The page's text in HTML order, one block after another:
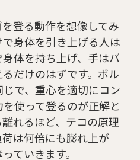
登る動作を想像してみ
身体を引き上げる人は
体を持ち上げ、手はバ
だけのはずです。ボル
で、重心を適切にコン
使って登るのが正解と
れるほど、テコの原理
は何倍にも膨れ上が
ていきます。